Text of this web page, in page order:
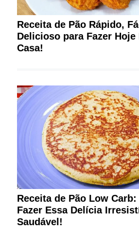
Receita de Pão Rápido,
Delicioso para Fazer Hoje
Casa!
Receita de Pão Low
Fazer Essa Delícia
Saudável!